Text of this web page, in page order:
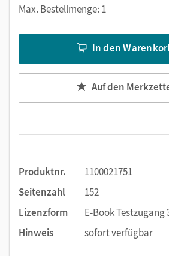
Markierungen setzen
Suchen im Text
Zoomen
Max. Bestellmenge: 1
In den
Auf den
Produktnr.
1100021751
Seitenzahl
152
Lizenzform
E-Book Testzugang
Hinweis
sofort verfügbar